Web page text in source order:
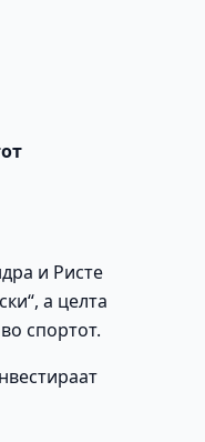
и Ристе
а целта
спортот.